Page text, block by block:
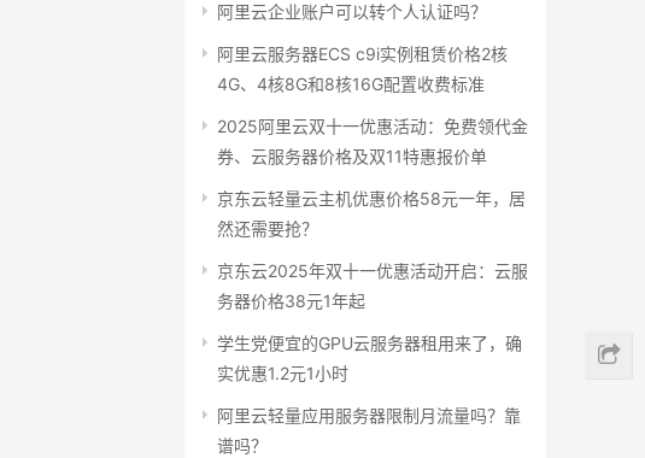
阿里云企业账户可以转个人认证吗？
阿里云服务器ECS c9i实例租赁价格2核
4G、4核8G和8核16G配置收费标准
2025阿里云双十一优惠活动：免费领代金
券、云服务器价格及双11特惠报价单
京东云轻量云主机优惠价格58元一年，居
然还需要抢？
京东云2025年双十一优惠活动开启：云服
务器价格38元1年起
学生党便宜的GPU云服务器租用来了，确
实优惠1.2元1小时
阿里云轻量应用服务器限制月流量吗？靠
谱吗？